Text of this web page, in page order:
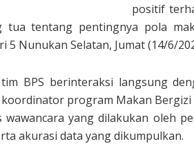
positif
tua tentang pentingnya pola
5 Nunukan Selatan, Jumat (14/6/
BPS berinteraksi langsung
program Makan Bergizi
wawancara yang dilakukan oleh
akurasi data yang dikumpulkan.